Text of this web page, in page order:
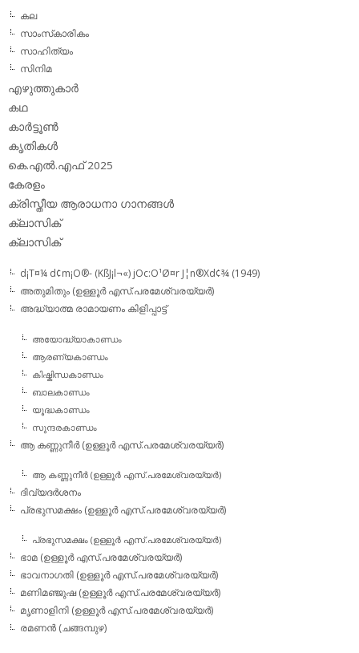
കല
സാംസ്‌കാരികം
സാഹിത്യം
സിനിമ
എഴുത്തുകാര്‍
കഥ
കാര്‍ട്ടൂണ്‍
കൃതികള്‍
കെ.എല്‍.എഫ് 2025
കേരളം
ക്രിസ്തീയ ആരാധനാ ഗാനങ്ങള്‍
ക്ലാസിക്‌
ക്ലാസിക്
d¡T¤¼ d¢m¡O®- (KßJ¡l¬«) jOc:O¹Ø¤r J¦n®Xd¢¾ (1949)
അതുമിതും (ഉള്ളൂര്‍ എസ്.പരമേശ്വരയ്യര്‍)
അദ്ധ്യാത്മ രാമായണം കിളിപ്പാട്ട്‌
അയോദ്ധ്യാകാണ്ഡം
ആരണ്യകാണ്ഡം
കിഷ്കിന്ധകാണ്ഡം
ബാലകാണ്ഡം
യൂദ്ധകാണ്ഡം
സുന്ദരകാണ്ഡം
ആ കണ്ണുനീര്‍ (ഉള്ളൂര്‍ എസ്.പരമേശ്വരയ്യര്‍)
ആ കണ്ണുനീര്‍ (ഉള്ളൂര്‍ എസ്.പരമേശ്വരയ്യര്‍)
ദിവ്യദര്‍ശനം
പ്രഭുസമക്ഷം (ഉള്ളൂര്‍ എസ്.പരമേശ്വരയ്യര്‍)
പ്രഭുസമക്ഷം (ഉള്ളൂര്‍ എസ്.പരമേശ്വരയ്യര്‍)
ഭാമ (ഉള്ളൂര്‍ എസ്.പരമേശ്വരയ്യര്‍)
ഭാവനാഗതി (ഉള്ളൂര്‍ എസ്.പരമേശ്വരയ്യര്‍)
മണിമഞ്ജുഷ (ഉള്ളൂര്‍ എസ്.പരമേശ്വരയ്യര്‍)
മൃണാളിനി (ഉള്ളൂര്‍ എസ്.പരമേശ്വരയ്യര്‍)
രമണന്‍ (ചങ്ങമ്പുഴ)